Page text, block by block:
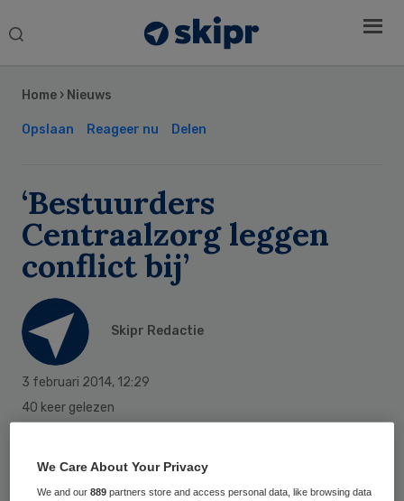
Search
Home › Nieuws
Opslaan Reageer nu Delen
‘Bestuurders
Centraalzorg leggen
conflict bij’
Skipr Redactie
3 februari 2014, 12:29
40 keer gelezen
De Inspectie voor de Gezondheidszorg
(IGZ) heeft per 1 februari 2014 het
Sidebar
We Care About Your Privacy
We and our889 partners store and access personal data, like browsing data